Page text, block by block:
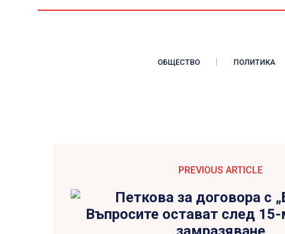
ОБЩЕСТВО ПОЛИТИКА
PREVIOUS ARTICLE